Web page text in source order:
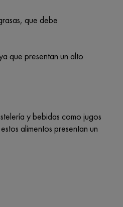
que debe
que presentan un alto
y bebidas como jugos
alimentos presentan un